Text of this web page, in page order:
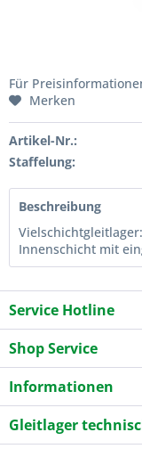
Für
Merken
Artikel-Nr.:
Staffelung:
Beschreibung
Innenschicht mit
Service Hotline
Shop Service
Informationen
Gleitlager